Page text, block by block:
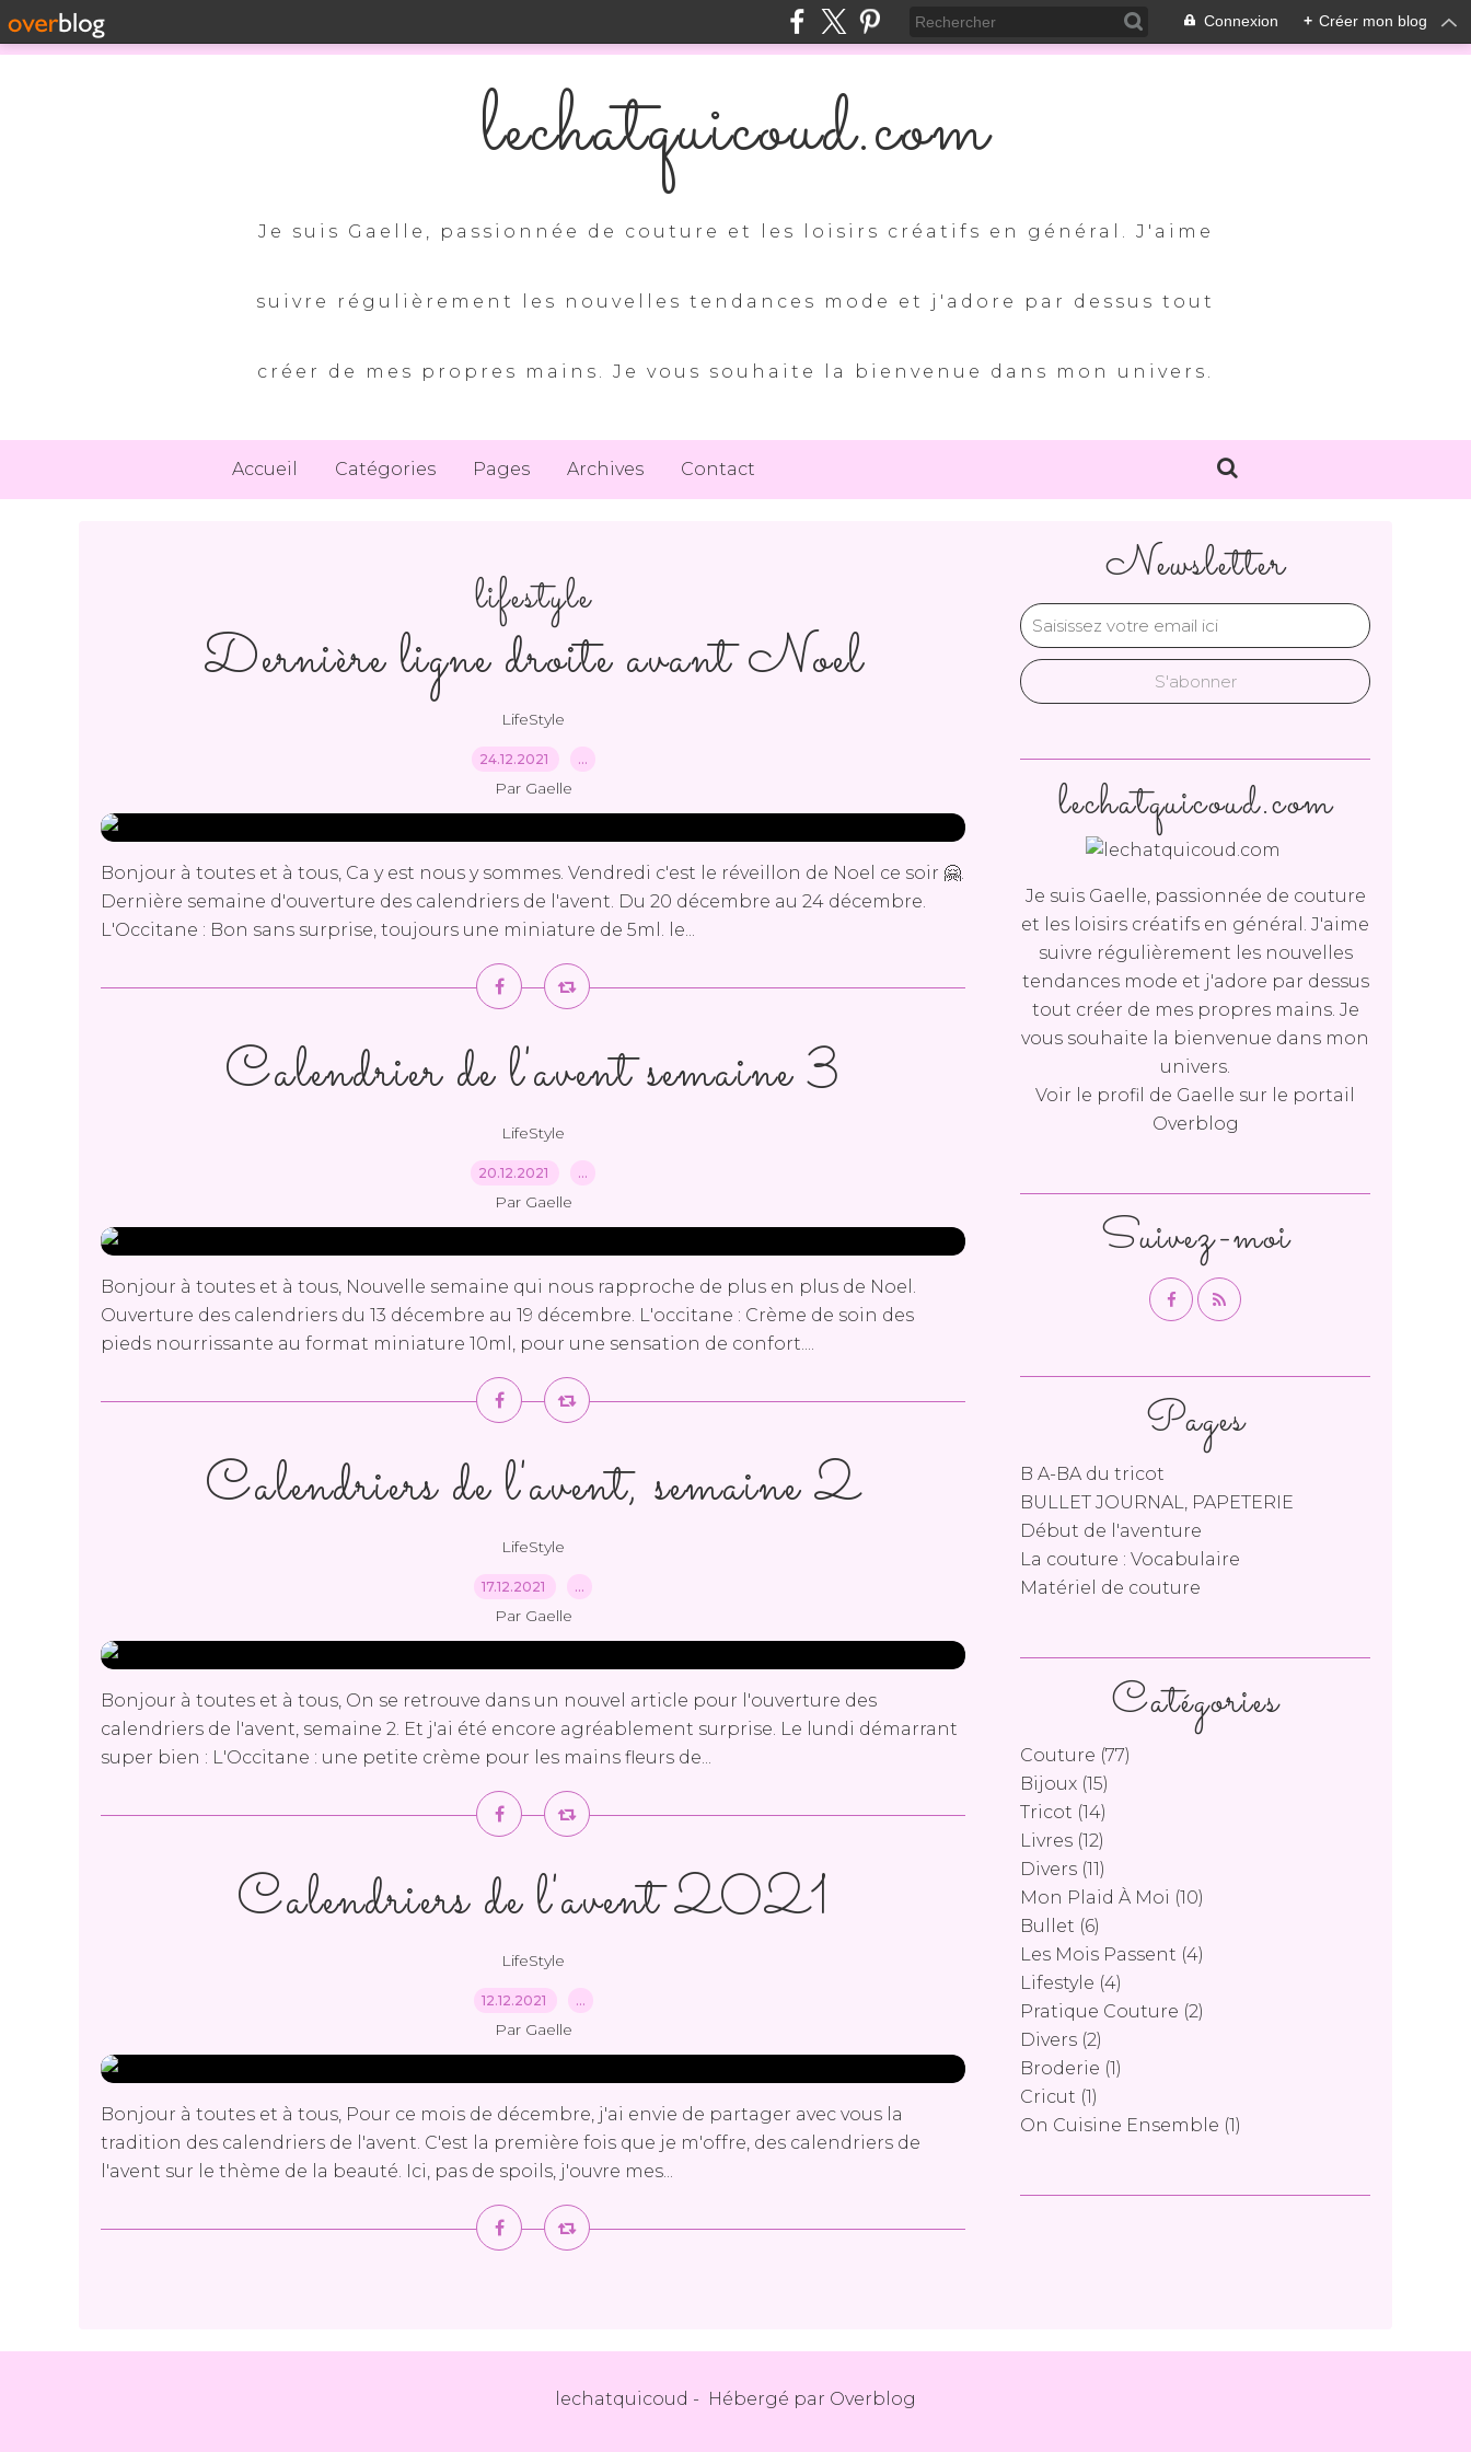
Connexion + Créer mon blog
lechatquicoud.com
Je suis Gaelle, passionnée de couture et les loisirs créatifs en général. J'aime
suivre régulièrement les nouvelles tendances mode et j'adore par dessus tout
créer de mes propres mains. Je vous souhaite la bienvenue dans mon univers.
Accueil Catégories Pages Archives Contact
lifestyle
Dernière ligne droite avant Noel
LifeStyle
24.12.2021 …
Par Gaelle
Bonjour à toutes et à tous, Ca y est nous y sommes. Vendredi c'est le réveillon de Noel ce soir 🤗.
Dernière semaine d'ouverture des calendriers de l'avent. Du 20 décembre au 24 décembre.
L'Occitane : Bon sans surprise, toujours une miniature de 5ml. le...
Calendrier de l'avent semaine 3
LifeStyle
20.12.2021 …
Par Gaelle
Bonjour à toutes et à tous, Nouvelle semaine qui nous rapproche de plus en plus de Noel.
Ouverture des calendriers du 13 décembre au 19 décembre. L'occitane : Crème de soin des
pieds nourrissante au format miniature 10ml, pour une sensation de confort....
Calendriers de l'avent, semaine 2
LifeStyle
17.12.2021 …
Par Gaelle
Bonjour à toutes et à tous, On se retrouve dans un nouvel article pour l'ouverture des
calendriers de l'avent, semaine 2. Et j'ai été encore agréablement surprise. Le lundi démarrant
super bien : L'Occitane : une petite crème pour les mains fleurs de...
Calendriers de l'avent 2021
LifeStyle
12.12.2021 …
Par Gaelle
Bonjour à toutes et à tous, Pour ce mois de décembre, j'ai envie de partager avec vous la
tradition des calendriers de l'avent. C'est la première fois que je m'offre, des calendriers de
l'avent sur le thème de la beauté. Ici, pas de spoils, j'ouvre mes...
Newsletter
Catégories
Couture (77)
Bijoux (15)
Tricot (14)
Livres (12)
Divers (11)
Mon Plaid À Moi (10)
Bullet (6)
Les Mois Passent (4)
Lifestyle (4)
Pratique Couture (2)
Divers (2)
Broderie (1)
Cricut (1)
On Cuisine Ensemble (1)
Pages
B A-BA du tricot
BULLET JOURNAL, PAPETERIE
Début de l'aventure
La couture : Vocabulaire
Matériel de couture
lechatquicoud.com
Je suis Gaelle, passionnée de couture
et les loisirs créatifs en général. J'aime
suivre régulièrement les nouvelles
tendances mode et j'adore par dessus
tout créer de mes propres mains. Je
vous souhaite la bienvenue dans mon
univers.
Voir le profil de Gaelle sur le portail
Overblog
Suivez-moi
lechatquicoud - Hébergé par Overblog